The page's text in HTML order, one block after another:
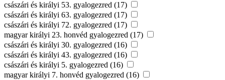
császári és királyi 53. gyalogezred (17)
császári és királyi 63. gyalogezred (17)
császári és királyi 72. gyalogezred (17)
magyar királyi 23. honvéd gyalogezred (17)
császári és királyi 30. gyalogezred (16)
császári és királyi 43. gyalogezred (16)
császári és királyi 5. gyalogezred (16)
magyar királyi 7. honvéd gyalogezred (16)